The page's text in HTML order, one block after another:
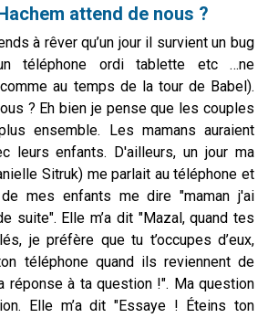
attend de nous ?
à rêver qu’un jour il survient un bug
téléphone ordi tablette etc …ne
au temps de la tour de Babel).
? Eh bien je pense que les couples
ensemble. Les mamans auraient
leurs enfants. D'ailleurs, un jour ma
Sitruk) me parlait au téléphone et
mes enfants me dire "maman j'ai
suite". Elle m’a dit "Mazal, quand tes
je préfère que tu t’occupes d’eux,
téléphone quand ils reviennent de
réponse à ta question !". Ma question
Elle m’a dit "Essaye ! Éteins ton